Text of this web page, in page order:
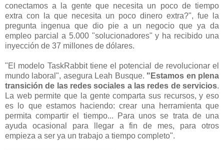
conectamos a la gente que necesita un poco de tiempo
extra con la que necesita un poco dinero extra?", fue la
pregunta ingenua que dio pie a un negocio que ya da
empleo parcial a 5.000 "solucionadores" y ha recibido una
inyección de 37 millones de dólares.
"El modelo TaskRabbit tiene el potencial de revolucionar el
mundo laboral", asegura Leah Busque. "Estamos en plena
transición de las redes sociales a las redes de servicios.
La web permite que la gente comparta sus recursos, y eso
es lo que estamos haciendo: crear una herramienta que
permita compartir el tiempo... Para unos se trata de una
ayuda ocasional para llegar a fin de mes, para otros
empieza a ser ya un trabajo a tiempo completo".